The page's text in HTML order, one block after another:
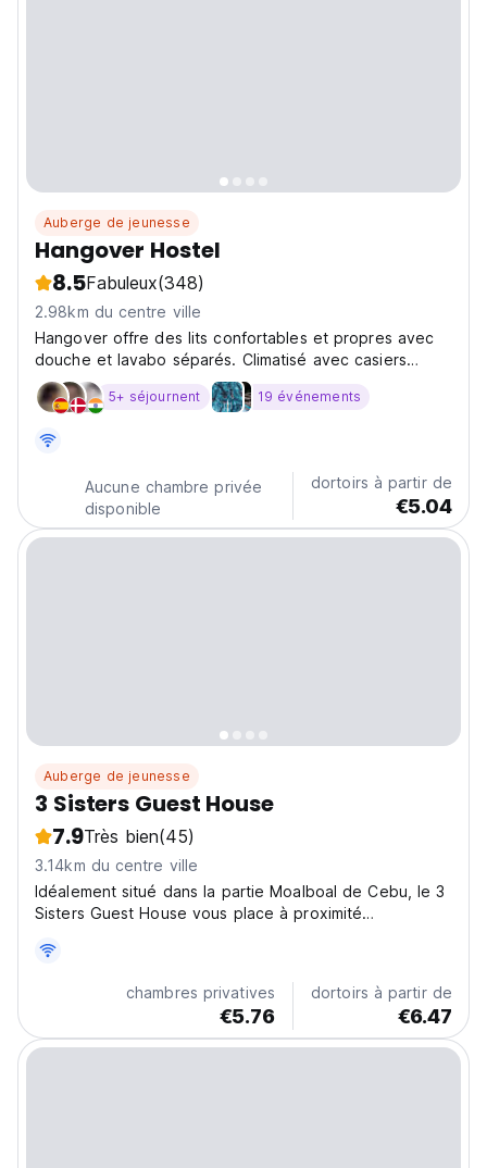
Auberge de jeunesse
Hangover Hostel
8.5Fabuleux(348)
2.98km du centre ville
Hangover offre des lits confortables et propres avec
douche et lavabo séparés. Climatisé avec casiers
disponibles.
5+ séjournent 19 événements
Aucune chambre privée
disponible
dortoirs à partir de
€5.04
Auberge de jeunesse
3 Sisters Guest House
7.9Très bien(45)
3.14km du centre ville
Idéalement situé dans la partie Moalboal de Cebu, le 3
Sisters Guest House vous place à proximité
chambres privatives
€5.76
dortoirs à partir de
€6.47